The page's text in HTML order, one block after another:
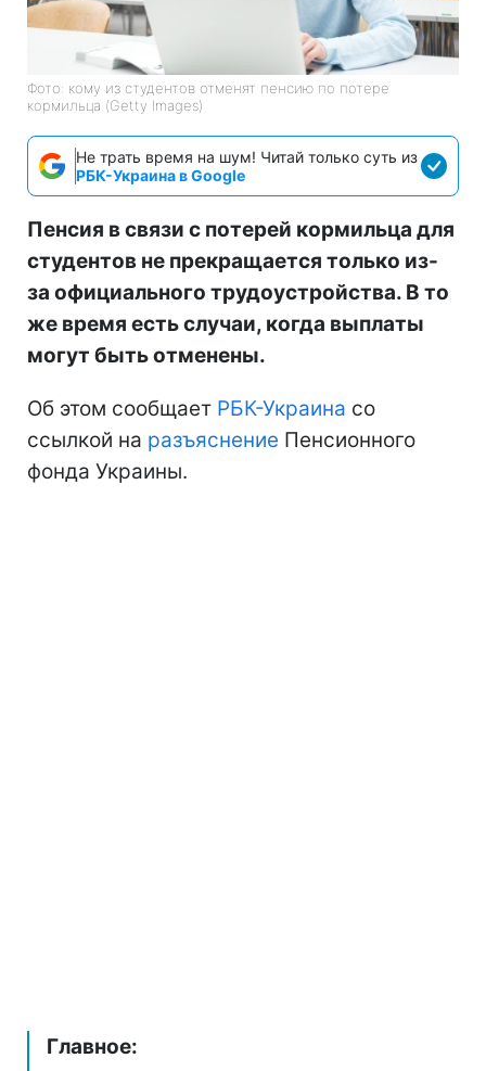
Фото: кому из студентов отменят пенсию по потере
кормильца (Getty Imagеs)
Не трать время на шум! Читай только суть из
РБК-Украина в Google
Пенсия в связи с потерей кормильца для
студентов не прекращается только из-
за официального трудоустройства. В то
же время есть случаи, когда выплаты
могут быть отменены.
Об этом сообщает РБК-Украина со
ссылкой на разъяснение Пенсионного
фонда Украины.
Главное: